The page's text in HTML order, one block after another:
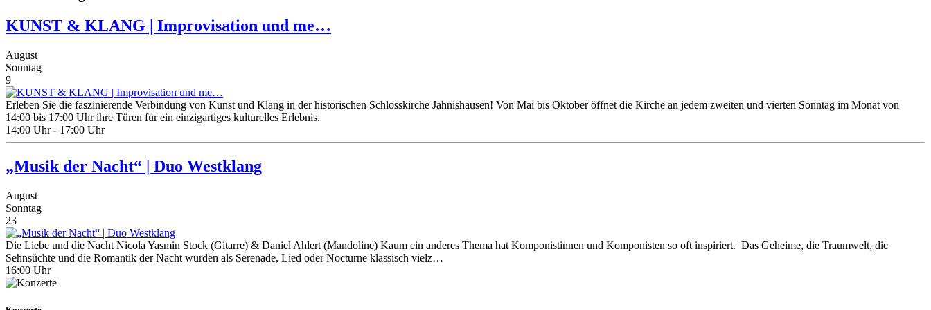
KUNST & KLANG | Improvisation und me…
August
Sonntag
9
Erleben Sie die faszinierende Verbindung von Kunst und Klang in der historischen Schlosskirche Jahnishausen! Von Mai bis Oktober öffnet die Kirche an jedem zweiten und vierten Sonntag im Monat von
14:00 bis 17:00 Uhr ihre Türen für ein einzigartiges kulturelles Erlebnis.​
14:00 Uhr - 17:00 Uhr
„Musik der Nacht“ | Duo Westklang
August
Sonntag
23
Die Liebe und die Nacht Nicola Yasmin Stock (Gitarre) & Daniel Ahlert (Mandoline) Kaum ein anderes Thema hat Komponistinnen und Komponisten so oft inspiriert. Das Geheime, die Traumwelt, die
Sehnsüchte und die Romantik der Nacht wurden als Serenade, Lied oder Nocturne klassisch vielz…
16:00 Uhr